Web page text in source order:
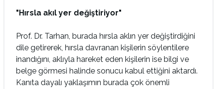
"Hırsla akıl yer değiştiriyor"
Prof. Dr. Tarhan, burada hırsla aklın yer değiştirdiğini
dile getirerek, hırsla davranan kişilerin söylentilere
inandığını, aklıyla hareket eden kişilerin ise bilgi ve
belge görmesi halinde sonucu kabul ettiğini aktardı.
Kanıta dayalı yaklaşımın burada çok önemli